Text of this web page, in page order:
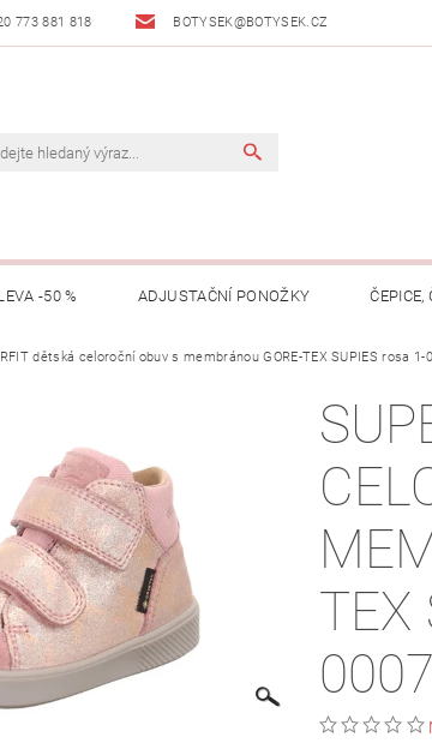
773 881 818 BOTYSEK@BOTYSEK.CZ
-50 % ADJUSTAČNÍ PONOŽKY ČEPICE,
OBUVI O NÁS KONTAKTY
O ADJUSTAČNÍCH
dětská celoroční obuv s membránou GORE-TEX SUPIES rosa 1-
TEX